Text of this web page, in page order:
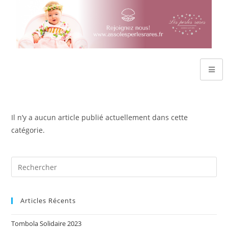
Il n’y a aucun article publié actuellement dans cette
catégorie.
Articles Récents
Tombola Solidaire 2023